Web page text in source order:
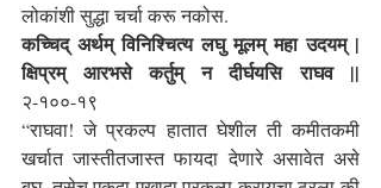
लोकांशी सुद्धा चर्चा करू नकोस.
कच्चिद् अर्थम् विनिश्चित्य लघु मूलम् महा उदयम् |
क्षिप्रम् आरभसे कर्तुम् न दीर्घयसि राघव ||
२-१००-१९
“राघवा! जे प्रकल्प हातात घेशील ती कमीतकमी
खर्चात जास्तीतजास्त फायदा देणारे असावेत असे